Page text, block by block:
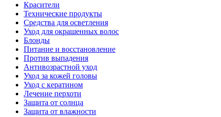
Красители
Технические продукты
Средства для осветления
Уход для окрашенных волос
Блонды
Питание и восстановление
Против выпадения
Антивозрастной уход
Уход за кожей головы
Уход с кератином
Лечение перхоти
Защита от солнца
Защита от влажности